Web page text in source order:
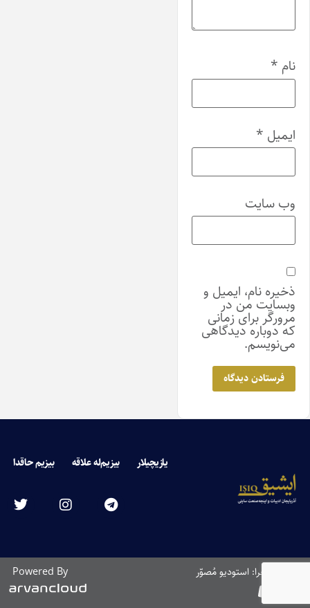
نام *
ایمیل *
وب‌ سایت
ذخیره نام، ایمیل و
وبسایت من در
مرورگر برای زمانی
که دوباره دیدگاهی
می‌نویسم.
یازیچیلار بیزیم‌له علاقه بیزیم حاقدا
طراحی و اجرا: استودیو مُصوّر Powered By